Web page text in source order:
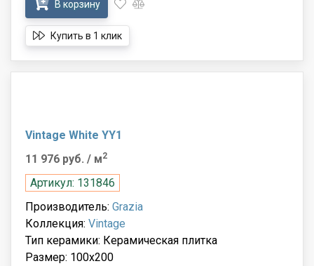
В корзину
Купить в 1 клик
Vintage White YY1
11 976 руб. / м2
Артикул: 131846
Производитель: Grazia
Коллекция: Vintage
Тип керамики: Керамическая плитка
Размер: 100x200